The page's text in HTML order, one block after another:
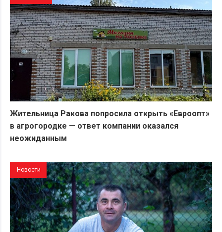
Жительница Ракова попросила открыть «Евроопт»
в агрогородке — ответ компании оказался
неожиданным
Новости